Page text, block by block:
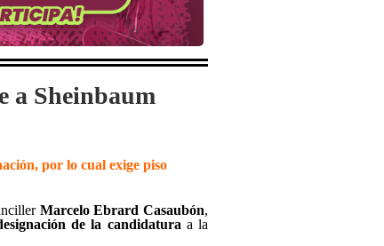
a Sheinbaum
por lo cual exige piso
Marcelo EbrardCasaubón,
de la candidaturaa la